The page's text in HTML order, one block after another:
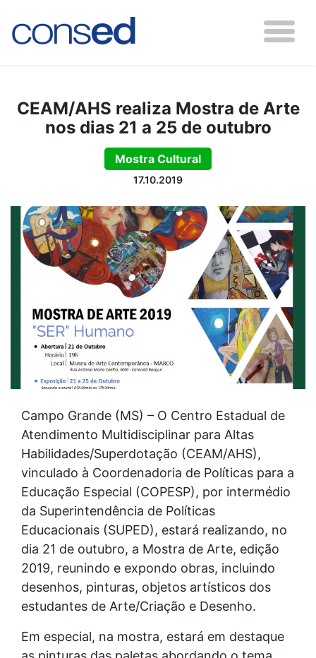
CEAM/AHS realiza Mostra de Arte
nos dias 21 a 25 de outubro
Mostra Cultural
17.10.2019
Campo Grande (MS) – O Centro Estadual de
Atendimento Multidisciplinar para Altas
Habilidades/Superdotação (CEAM/AHS),
vinculado à Coordenadoria de Políticas para a
Educação Especial (COPESP), por intermédio
da Superintendência de Políticas
Educacionais (SUPED), estará realizando, no
dia 21 de outubro, a Mostra de Arte, edição
2019, reunindo e expondo obras, incluindo
desenhos, pinturas, objetos artísticos dos
estudantes de Arte/Criação e Desenho.
Em especial, na mostra, estará em destaque